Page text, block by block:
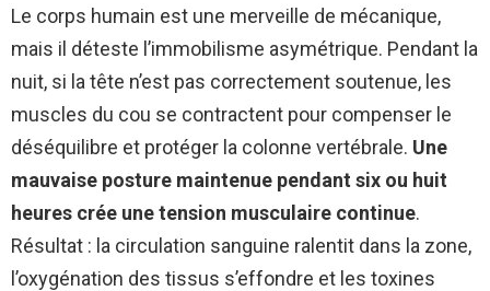
Le corps humain est une merveille de mécanique,
mais il déteste l’immobilisme asymétrique. Pendant la
nuit, si la tête n’est pas correctement soutenue, les
muscles du cou se contractent pour compenser le
déséquilibre et protéger la colonne vertébrale. Une
mauvaise posture maintenue pendant six ou huit
heures crée une tension musculaire continue.
Résultat : la circulation sanguine ralentit dans la zone,
l’oxygénation des tissus s’effondre et les toxines